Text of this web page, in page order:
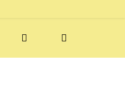
Blog Kontakt
Přihlášení